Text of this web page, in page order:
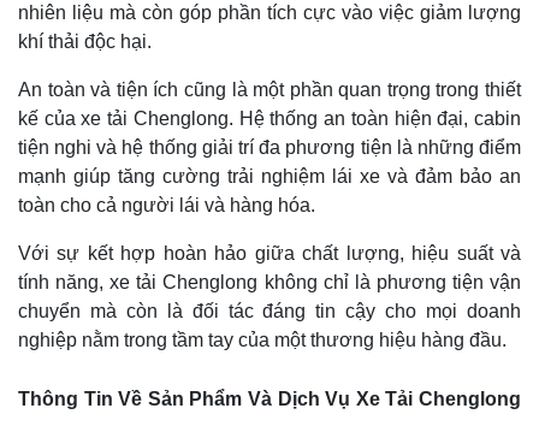
nhiên liệu mà còn góp phần tích cực vào việc giảm lượng
khí thải độc hại.
An toàn và tiện ích cũng là một phần quan trọng trong thiết
kế của xe tải Chenglong. Hệ thống an toàn hiện đại, cabin
tiện nghi và hệ thống giải trí đa phương tiện là những điểm
mạnh giúp tăng cường trải nghiệm lái xe và đảm bảo an
toàn cho cả người lái và hàng hóa.
Với sự kết hợp hoàn hảo giữa chất lượng, hiệu suất và
tính năng, xe tải Chenglong không chỉ là phương tiện vận
chuyển mà còn là đối tác đáng tin cậy cho mọi doanh
nghiệp nằm trong tầm tay của một thương hiệu hàng đầu.
Thông Tin Về Sản Phẩm Và Dịch Vụ Xe Tải Chenglong